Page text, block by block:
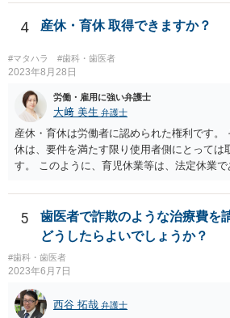
4 産休・育休 取得できますか？
#マタハラ #歯科・歯医者
2023年8月28日
労働・雇用に強い弁護士
大﨑 美生 弁護士
産休・育休は労働者に認められた権利です。
休は、要件を満たす限り使用者側にとっては
す。 このように、育児休業等は、法定休業
って、産休・育休を認めないということはで
ながら実際には、妊娠・出産をしたら退職
す。 しかし、このような慣行となっている
項に違反します。 均等法違反は行政指導の
勧告に従わない場合には企業名が公表される
に小さな医院で公表までいったケースがあり
スと言えます。 また、産休・育休を理由とし
害賠償請求の対象にもなります。 実際にどの
5
歯医者で詐欺のような治療費を
どうしたらよいでしょうか？
#歯科・歯医者
2023年6月7日
西谷 拓哉 弁護士